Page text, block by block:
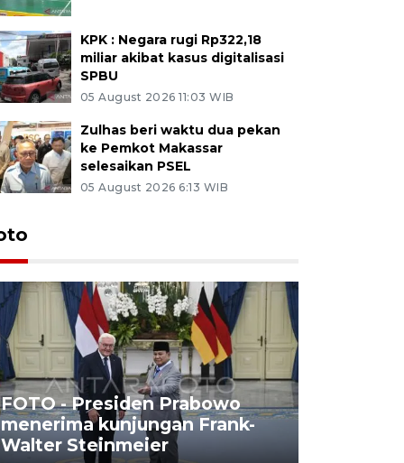
KPK : Negara rugi Rp322,18
miliar akibat kasus digitalisasi
SPBU
05 August 2026 11:03 WIB
Zulhas beri waktu dua pekan
ke Pemkot Makassar
selesaikan PSEL
05 August 2026 6:13 WIB
FOTO - Presiden Prabowo
menerima kunjungan Frank-
Walter Steinmeier